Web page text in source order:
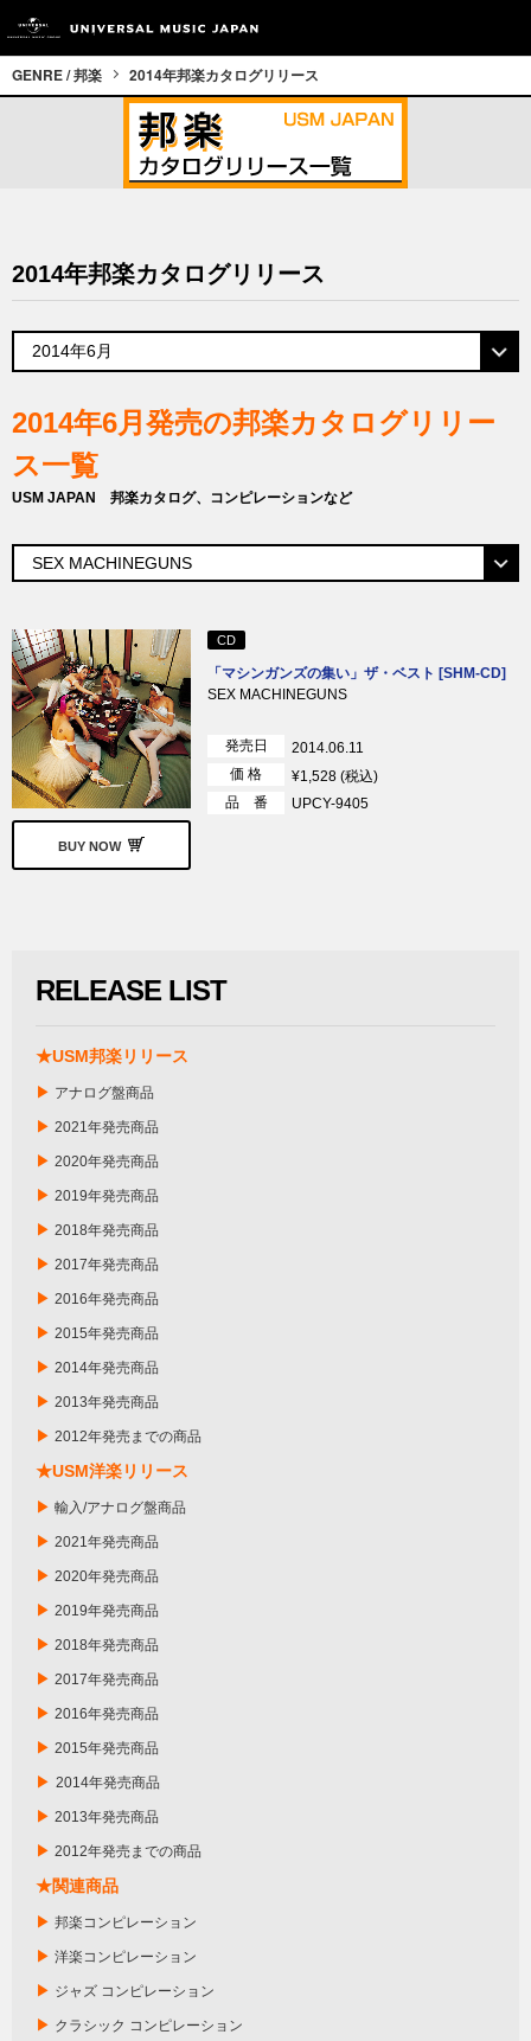
GENRE / 邦楽 2014年邦楽カタログリリース
2014年邦楽カタログリリース
2014年6月発売の邦楽カタログリリー
ス一覧
USM JAPAN 邦楽カタログ、コンピレーションなど
BUY NOW
CD
「マシンガンズの集い」ザ・ベスト [SHM-CD]
SEX MACHINEGUNS
発売日
2014.06.11
価 格
¥1,528 (税込)
品 番
UPCY-9405
RELEASE LIST
★USM邦楽リリース
▶ アナログ盤商品
▶ 2021年発売商品
▶ 2020年発売商品
▶ 2019年発売商品
▶ 2018年発売商品
▶ 2017年発売商品
▶ 2016年発売商品
▶ 2015年発売商品
▶ 2014年発売商品
▶ 2013年発売商品
▶ 2012年発売までの商品
★USM洋楽リリース
▶ 輸入/アナログ盤商品
▶ 2021年発売商品
▶ 2020年発売商品
▶ 2019年発売商品
▶ 2018年発売商品
▶ 2017年発売商品
▶ 2016年発売商品
▶ 2015年発売商品
▶ 2014年発売商品
▶ 2013年発売商品
▶ 2012年発売までの商品
★関連商品
▶ 邦楽コンピレーション
▶ 洋楽コンピレーション
▶ ジャズ コンピレーション
▶ クラシック コンピレーション